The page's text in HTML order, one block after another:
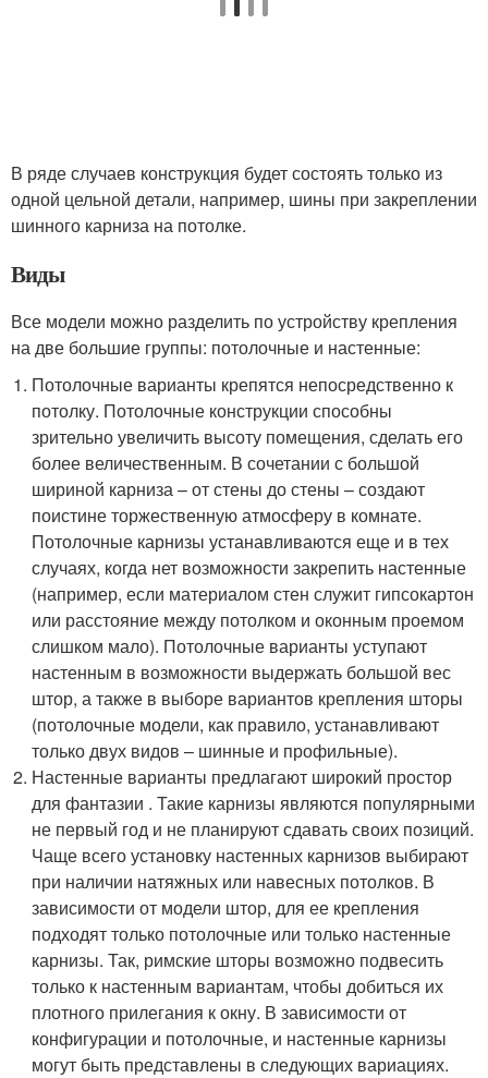
В ряде случаев конструкция будет состоять только из
одной цельной детали, например, шины при закреплении
шинного карниза на потолке.
Виды
Все модели можно разделить по устройству крепления
на две большие группы: потолочные и настенные:
Потолочные варианты крепятся непосредственно к
потолку. Потолочные конструкции способны
зрительно увеличить высоту помещения, сделать его
более величественным. В сочетании с большой
шириной карниза – от стены до стены – создают
поистине торжественную атмосферу в комнате.
Потолочные карнизы устанавливаются еще и в тех
случаях, когда нет возможности закрепить настенные
(например, если материалом стен служит гипсокартон
или расстояние между потолком и оконным проемом
слишком мало). Потолочные варианты уступают
настенным в возможности выдержать большой вес
штор, а также в выборе вариантов крепления шторы
(потолочные модели, как правило, устанавливают
только двух видов – шинные и профильные).
Настенные варианты предлагают широкий простор
для фантазии . Такие карнизы являются популярными
не первый год и не планируют сдавать своих позиций.
Чаще всего установку настенных карнизов выбирают
при наличии натяжных или навесных потолков. В
зависимости от модели штор, для ее крепления
подходят только потолочные или только настенные
карнизы. Так, римские шторы возможно подвесить
только к настенным вариантам, чтобы добиться их
плотного прилегания к окну. В зависимости от
конфигурации и потолочные, и настенные карнизы
могут быть представлены в следующих вариациях.